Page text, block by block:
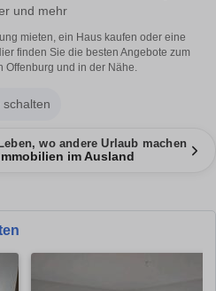
und mehr
mieten, ein Haus kaufen oder eine
finden Sie die besten Angebote zum
Offenburg und in der Nähe.
schalten
Leben, wo andere Urlaub machen
im Ausland